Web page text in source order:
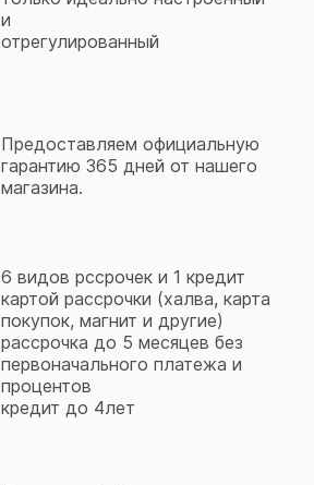
и
отрегулированный
Предоставляем официальную
гарантию 365 дней от нашего
магазина.
6 видов рссрочек и 1 кредит
картой рассрочки (халва, карта
покупок, магнит и другие)
рассрочка до 5 месяцев без
первоначального платежа и
процентов
кредит до 4лет